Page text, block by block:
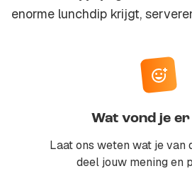
enorme lunchdip krijgt,
Wat vond je
Laat ons weten wat je van
deel jouw mening en